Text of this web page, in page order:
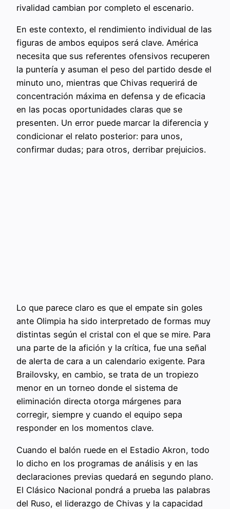
rivalidad cambian por completo el escenario.
En este contexto, el rendimiento individual de las
figuras de ambos equipos será clave. América
necesita que sus referentes ofensivos recuperen
la puntería y asuman el peso del partido desde el
minuto uno, mientras que Chivas requerirá de
concentración máxima en defensa y de eficacia
en las pocas oportunidades claras que se
presenten. Un error puede marcar la diferencia y
condicionar el relato posterior: para unos,
confirmar dudas; para otros, derribar prejuicios.
Lo que parece claro es que el empate sin goles
ante Olimpia ha sido interpretado de formas muy
distintas según el cristal con el que se mire. Para
una parte de la afición y la crítica, fue una señal
de alerta de cara a un calendario exigente. Para
Brailovsky, en cambio, se trata de un tropiezo
menor en un torneo donde el sistema de
eliminación directa otorga márgenes para
corregir, siempre y cuando el equipo sepa
responder en los momentos clave.
Cuando el balón ruede en el Estadio Akron, todo
lo dicho en los programas de análisis y en las
declaraciones previas quedará en segundo plano.
El Clásico Nacional pondrá a prueba las palabras
del Ruso, el liderazgo de Chivas y la capacidad